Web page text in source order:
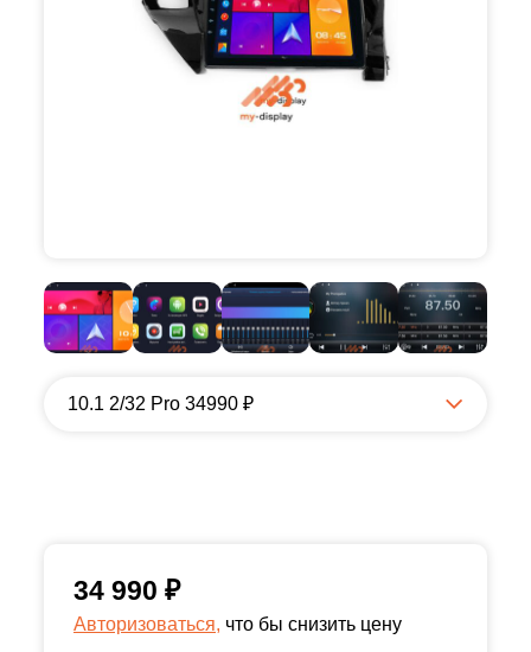
10.1 2/32 Pro 34990 ₽
34 990 ₽
Авторизоваться, что бы снизить цену